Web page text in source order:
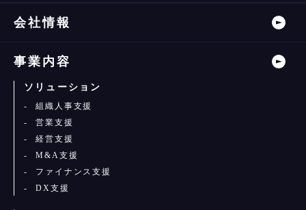
会社情報
事業内容
ソリューション
組織人事支援
営業支援
経営支援
M&A支援
ファイナンス支援
DX支援